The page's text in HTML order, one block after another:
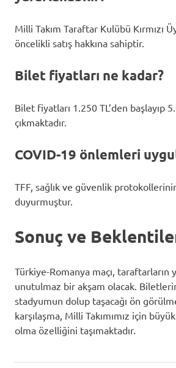
Milli Takım Taraftar Kulübü Kırmızı
öncelikli satış hakkına sahiptir.
Bilet fiyatları ne kadar?
Bilet fiyatları 1.250 TL’den başlayıp
çıkmaktadır.
COVID-19 önlemleri
TFF, sağlık ve güvenlik
duyurmuştur.
Sonuç ve
Türkiye-Romanya maçı, taraftarların
unutulmaz bir akşam olacak.
stadyumun dolup taşacağı ön
karşılaşma, Milli Takımımız için
olma özelliğini taşımaktadır.